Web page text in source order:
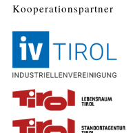
Kooperationspartner